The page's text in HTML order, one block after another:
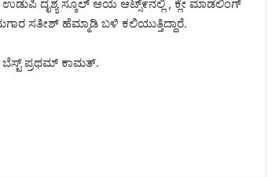
ದೃಶ್ಯ ಸ್ಕೂಲ್ ಆಯ ಆಟ್ಸ್೯ನಲ್ಲಿ , ಕ್ಲೇ ಮಾಡಲಿಂಗ್
ಸತೀಶ್ ಹೆಮ್ಮಾಡಿ ಬಳಿ ಕಲಿಯುತ್ತಿದ್ದಾರೆ.
ಬೆಸ್ಟ್ ಪ್ರಥಮ್ ಕಾಮತ್.